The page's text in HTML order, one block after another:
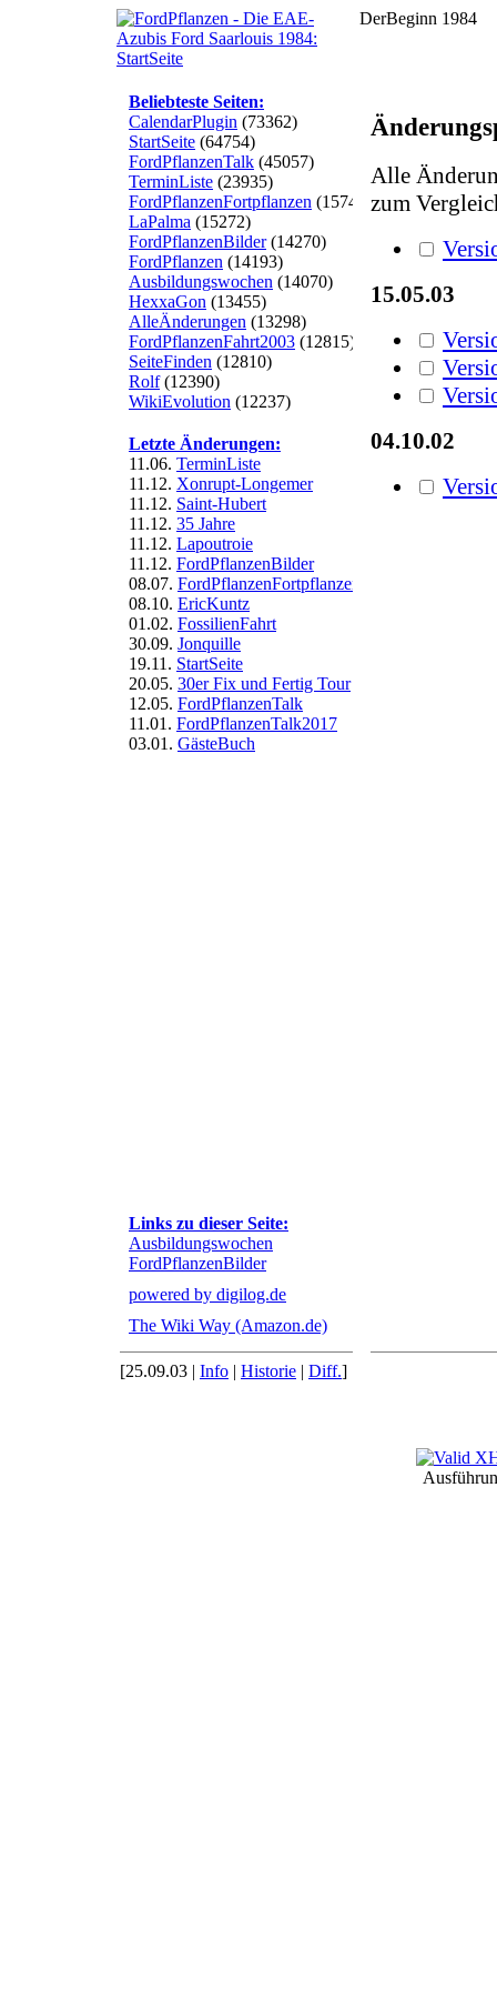
DerBeginn 1984
Beliebteste Seiten:
CalendarPlugin (73362)
StartSeite (64754)
FordPflanzenTalk (45057)
TerminListe (23935)
FordPflanzenFortpflanzen (15748)
LaPalma (15272)
FordPflanzenBilder(14270)
FordPflanzen (14193)
Ausbildungswochen (14070)
HexxaGon (13455)
AlleÄnderungen (13298)
FordPflanzenFahrt2003 (12815)
SeiteFinden (12810)
Rolf(12390)
WikiEvolution (12237)
Letzte Änderungen:
11.06. TerminListe
11.12. Xonrupt-Longemer
11.12. Saint-Hubert
11.12. 35 Jahre
11.12. Lapoutroie
11.12. FordPflanzenBilder
08.07. FordPflanzenFortpflanzen
08.10. EricKuntz
01.02. FossilienFahrt
30.09. Jonquille
19.11. StartSeite
20.05. 30er Fix und Fertig Tour
12.05. FordPflanzenTalk
11.01. FordPflanzenTalk2017
03.01. GästeBuch
Alle
zum
15.05.03
04.10.02
Links zu dieser Seite:
Ausbildungswochen
FordPflanzenBilder
powered by digilog.de
The Wiki Way (Amazon.de)
[25.09.03 | Info | Historie | Diff.]